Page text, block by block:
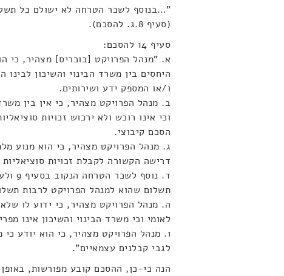
"…בנוסף לשכר הטרחה לא ישולם כל
(סעיף 8.ג. להסכם).
סעיף 14 להסכם:
א. "מנהל הפרויקט [בוכריס] מצהיר, כי
היחסים בין משרד הבינוי והשיכון
ו/או המספק ידע ושירותים.
ב. מנהל הפרויקט מצהיר, כי אין בין
וכי אינו רוכש ולא ירכוש זכויות
הסכם קיבוצי.
ג. מנהל הפרויקט מצהיר, כי הוא מנוע
דרישה הקשורה לקבלת זכויות
תשלום שהוא למנהל הפרויקט לרבות
ה. מנהל הפרויקט מצהיר, כי ידוע לו
לאומי וכי משרד הבינוי והשיכון אינו
ו. מנהל הפרויקט מצהיר, כי הוא יודע
לגבי קבלנים עצמאיים".
הנה כי-כן, ההסכם קובע מפורשות,